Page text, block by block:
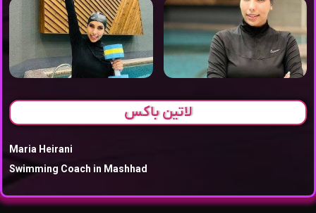
لاتین باکس
Maria Heirani
Swimming Coach in Mashhad